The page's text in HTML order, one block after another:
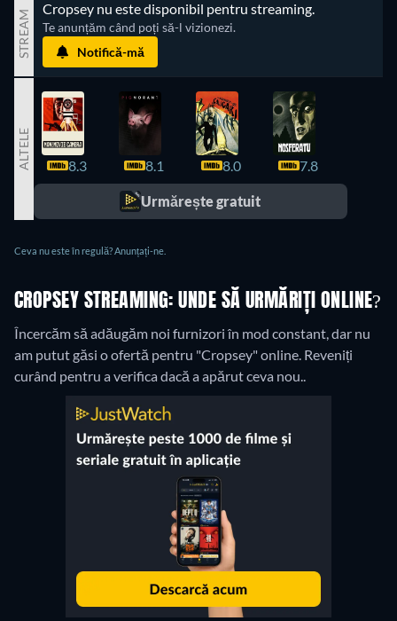
STREAM Cropsey nu este disponibil pentru streaming.
Te anunțăm când poți să-l vizionezi.
Notifică-mă
ALTELE 8.3 8.1 8.0 7.8
Urmărește gratuit
Ceva nu este în regulă? Anunțați-ne.
CROPSEY STREAMING: UNDE SĂ URMĂRIȚI ONLINE?
Încercăm să adăugăm noi furnizori în mod constant, dar nu
am putut găsi o ofertă pentru "Cropsey" online. Reveniți
curând pentru a verifica dacă a apărut ceva nou..